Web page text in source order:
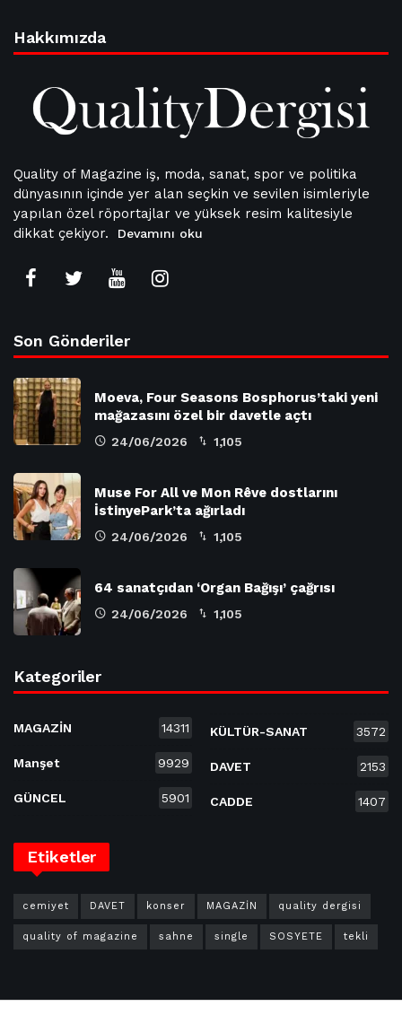
Hakkımızda
Quality of Magazine iş, moda, sanat, spor ve politika
dünyasının içinde yer alan seçkin ve sevilen isimleriyle
yapılan özel röportajlar ve yüksek resim kalitesiyle
dikkat çekiyor.
Devamını oku
Son Gönderiler
Moeva, Four Seasons Bosphorus’taki yeni
mağazasını özel bir davetle açtı
24/06/2026 1,105
Muse For All ve Mon Rêve dostlarını
İstinyePark’ta ağırladı
24/06/2026 1,105
64 sanatçıdan ‘Organ Bağışı’ çağrısı
24/06/2026 1,105
Kategoriler
MAGAZİN 14311
Manşet 9929
GÜNCEL 5901
KÜLTÜR-SANAT 3572
DAVET 2153
CADDE 1407
Etiketler
cemiyet DAVET konser MAGAZİN quality dergisi
quality of magazine sahne single SOSYETE tekli